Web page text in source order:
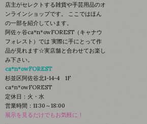
店主がセレクトする雑貨や手芸用品のオ
ンラインショップです。 ここではほん
の一部を紹介しています。
阿佐ヶ谷ca*n*owFOREST（キャナウ
フォレスト）では 実際に手にとって作
品が見れます☆実店舗と合わせてお楽し
み下さい。
ca*n*owFOREST
杉並区阿佐谷北1-14-4 1F
ca*n*owFOREST
定休日：火・水
営業時間：11:30～18:00
展示を見るだけでもお気軽に！